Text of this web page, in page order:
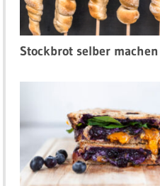
Stockbrot selber machen